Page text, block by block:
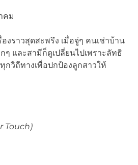
คม
งราวสุดสะพรึง เมื่อจู่ๆ คนเช่าบ้าน
ๆ และสามีก็ดูเปลี่ยนไปเพราะลัทธิ
กวิถีทางเพื่อปกป้องลูกสาวให้
Touch)